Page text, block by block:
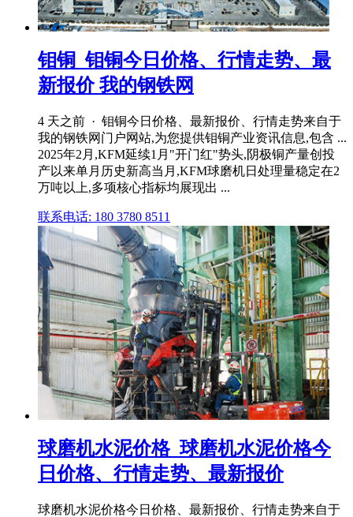
钼铜_钼铜今日价格、行情走势、最
新报价 我的钢铁网
4 天之前 · 钼铜今日价格、最新报价、行情走势来自于
我的钢铁网门户网站,为您提供钼铜产业资讯信息,包含 ...
2025年2月,KFM延续1月"开门红"势头,阴极铜产量创投
产以来单月历史新高当月,KFM球磨机日处理量稳定在2
万吨以上,多项核心指标均展现出 ...
联系电话: 180 3780 8511
球磨机水泥价格_球磨机水泥价格今
日价格、行情走势、最新报价
球磨机水泥价格今日价格、最新报价、行情走势来自于